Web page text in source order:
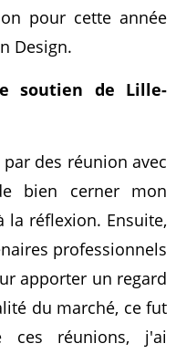
pour cette année
Design.
soutien de Lille-
des réunion avec
bien cerner mon
réflexion. Ensuite,
professionnels
apporter un regard
du marché, ce fut
ces réunions, j'ai